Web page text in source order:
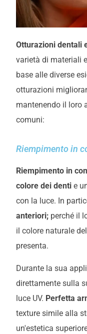
Otturazioni dentali
varietà di materiali
base alle diverse
otturazioni
mantenendo il loro
comuni:
Riempimento in
Riempimento in
colore dei denti e
con la luce. In
anteriori; perché il
il colore naturale
presenta.
Durante la sua
direttamente sulla
luce UV. Perfetta
texture simile alla
un'estetica